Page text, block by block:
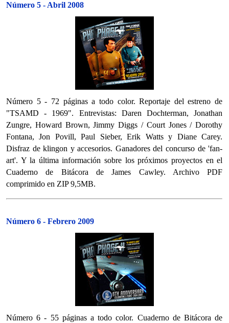
Número 5 - Abril 2008
Número 5 - 72 páginas a todo color. Reportaje del estreno de
"TSAMD - 1969". Entrevistas: Daren Dochterman, Jonathan
Zungre, Howard Brown, Jimmy Diggs / Court Jones / Dorothy
Fontana, Jon Povill, Paul Sieber, Erik Watts y Diane Carey.
Disfraz de klingon y accesorios. Ganadores del concurso de 'fan-
art'. Y la última información sobre los próximos proyectos en el
Cuaderno de Bitácora de James Cawley. Archivo PDF
comprimido en ZIP 9,5MB.
Número 6 - Febrero 2009
Número 6 - 55 páginas a todo color. Cuaderno de Bitácora de